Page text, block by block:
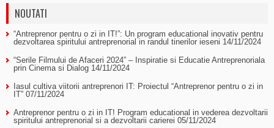
NOUTATI
“Antreprenor pentru o zi in IT!”: Un program educational inovativ pentru
dezvoltarea spiritului antreprenorial in randul tinerilor ieseni 14/11/2024
“Serile Filmului de Afaceri 2024” – Inspiratie si Educatie Antreprenoriala
prin Cinema si Dialog 14/11/2024
Iasul cultiva viitorii antreprenori IT: Proiectul “Antreprenor pentru o zi in
IT” 07/11/2024
Antreprenor pentru o zi in IT! Program educational in vederea dezvoltarii
spiritului antreprenorial si a dezvoltarii carierei 05/11/2024